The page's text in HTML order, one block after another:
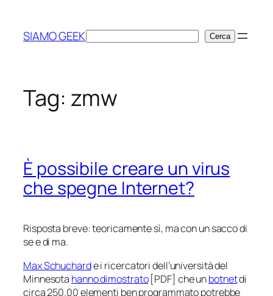
contenuto
SIAMO GEEKCerca Cerca
Tag: zmw
È possibile creare un virus
che spegne Internet?
Risposta breve: teoricamente sì, ma con un sacco di
see di ma.
Max Schucharde i ricercatori dell’università del
Minnesota hanno dimostrato[PDF] che unbotnetdi
circa 250.00 elementi ben programmato potrebbe